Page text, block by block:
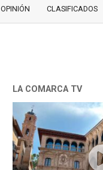
OPINIÓN CLASIFICADOS
LA COMARCA TV